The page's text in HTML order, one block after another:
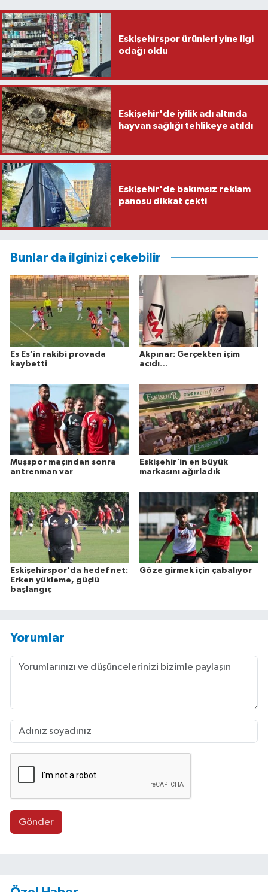
Eskişehirspor ürünleri yine ilgi
odağı oldu
Eskişehir'de iyilik adı altında
hayvan sağlığı tehlikeye atıldı
Eskişehir'de bakımsız reklam
panosu dikkat çekti
Bunlar da ilginizi çekebilir
Es Es’in rakibi provada
kaybetti
Akpınar: Gerçekten içim
acıdı…
Muşspor maçından sonra
antrenman var
Eskişehir'in en büyük
markasını ağırladık
Eskişehirspor'da hedef net:
Erken yükleme, güçlü
başlangıç
Göze girmek için çabalıyor
Yorumlar
Gönder